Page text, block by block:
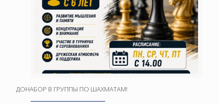
ДОНАБОР В ГРУППЫ ПО ШАХМАТАМ!